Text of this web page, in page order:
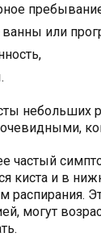
ванны или
небольших
очевидными,
частый
киста и в
распирания.
могут